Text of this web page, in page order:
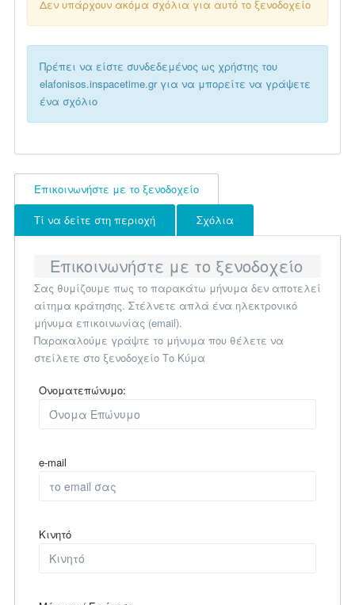
Δεν υπάρχουν ακόμα σχόλια για αυτό το ξενοδοχείο
Πρέπει να είστε συνδεδεμένος ως χρήστης του
elafonisos.inspacetime.gr για να μπορείτε να γράψετε
ένα σχόλιο
Επικοινωνήστε με το ξενοδοχείο
Τί να δείτε στη περιοχή Σχόλια
Επικοινωνήστε με το ξενοδοχείο
Σας θυμίζουμε πως το παρακάτω μήνυμα δεν αποτελεί
αίτημα κράτησης. Στέλνετε απλά ένα ηλεκτρονικό
μήνυμα επικοινωνίας (email).
Παρακαλούμε γράψτε το μήνυμα που θέλετε να
στείλετε στο ξενοδοχείο Το Κύμα
Ονοματεπώνυμο:
e-mail
Κινητό